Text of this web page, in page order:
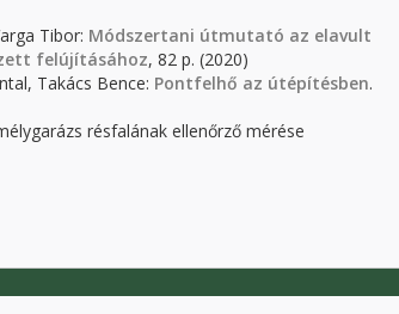
Tibor: Módszertani útmutató az elavult
felújításához, 82 p. (2020)
Takács Bence: Pontfelhő az útépítésben.
résfalának ellenőrző mérése